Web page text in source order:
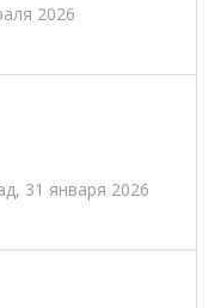
2026
31 января 2026